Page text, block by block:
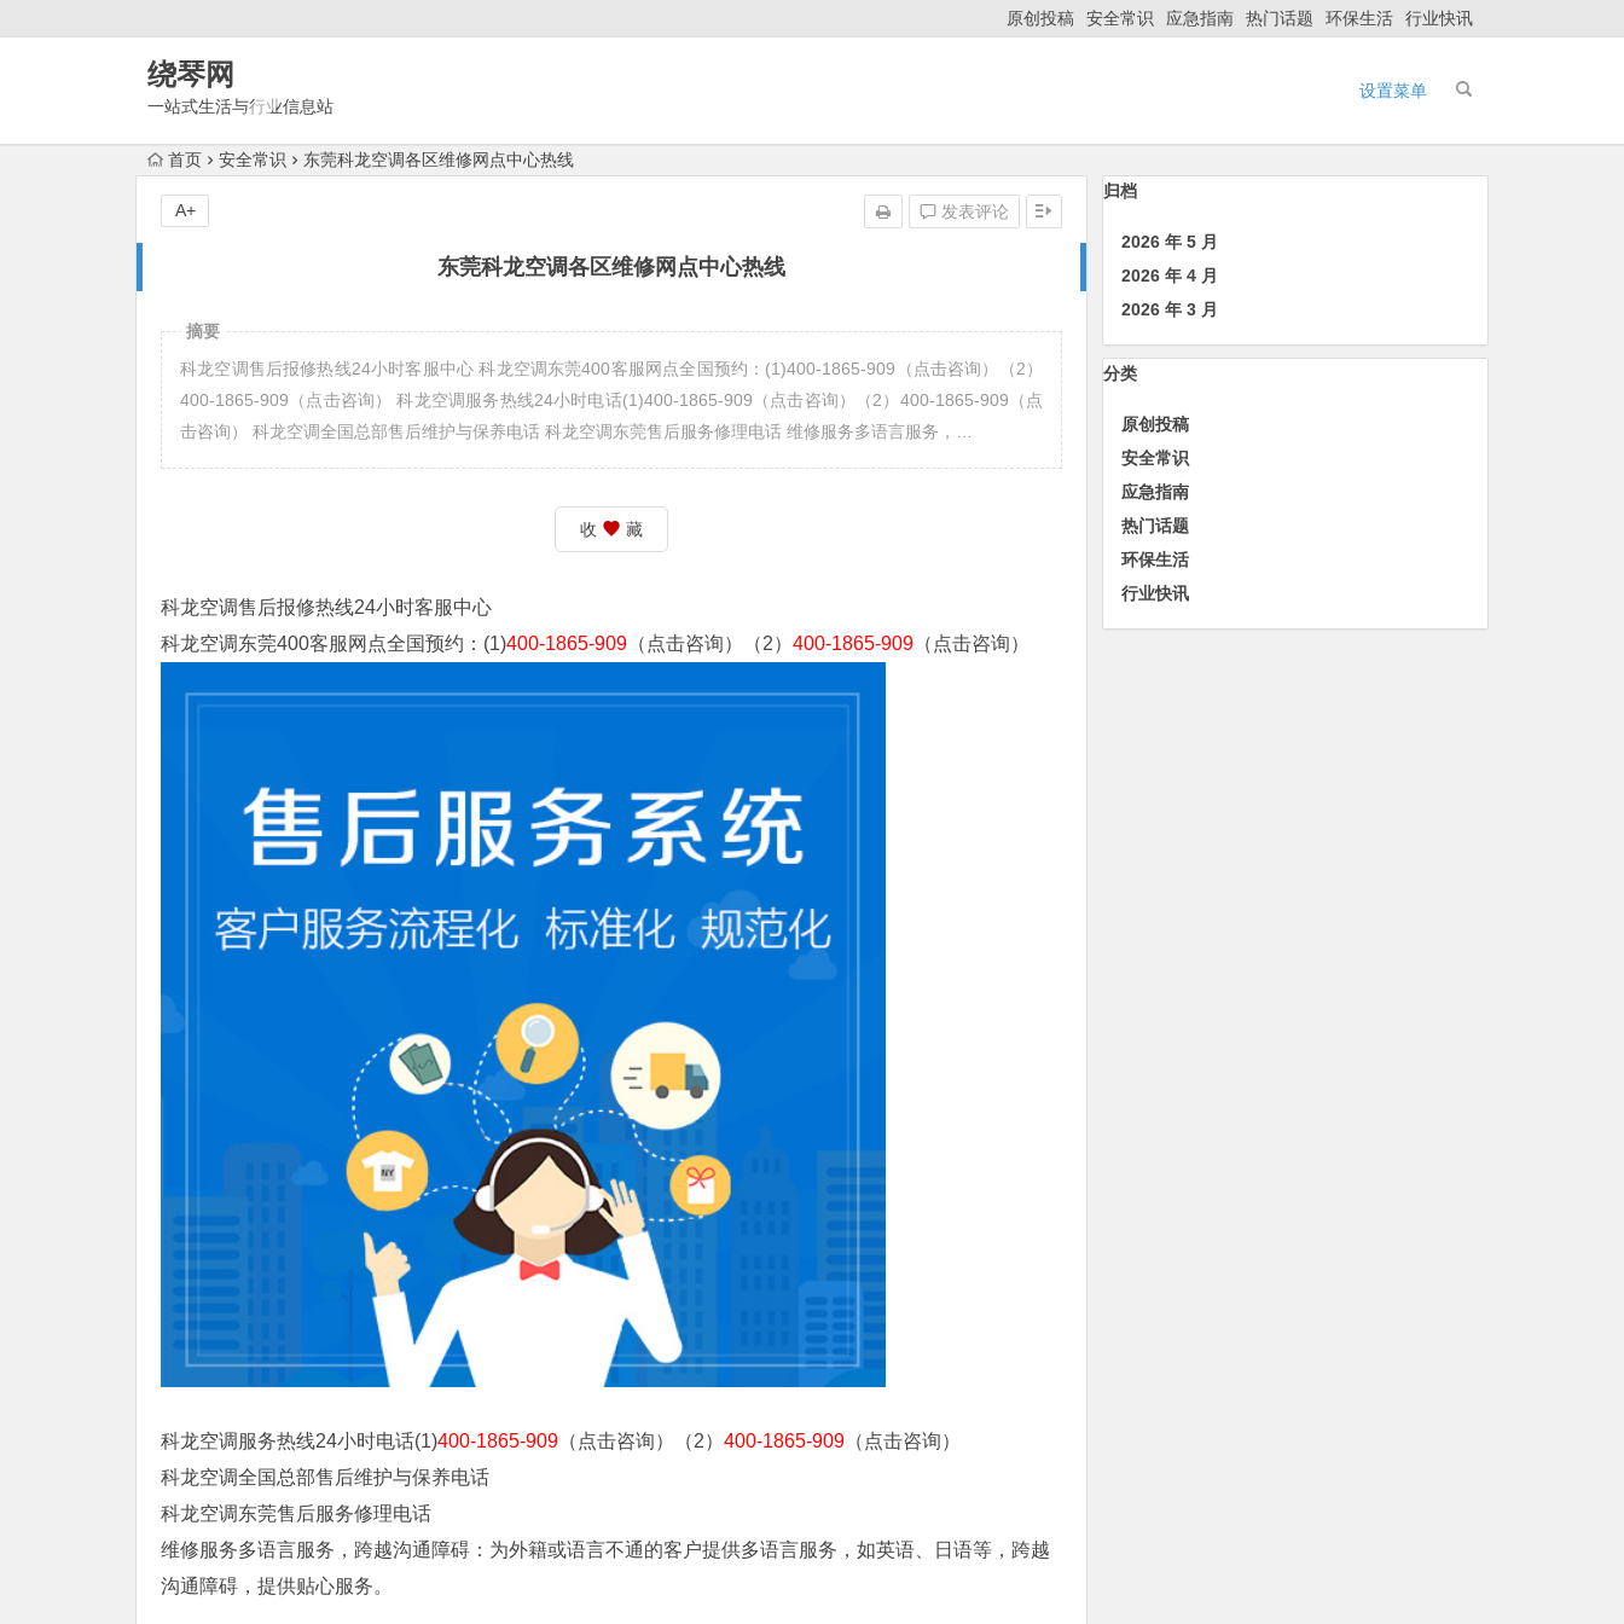
原创投稿 安全常识 应急指南 热门话题 环保生活 行业快讯
绕琴网
一站式生活与行业信息站
设置菜单
首页 安全常识 东莞科龙空调各区维修网点中心热线
东莞科龙空调各区维修网点中心热线
发表评论
A+
摘要
科龙空调售后报修热线24小时客服中心 科龙空调东莞400客服网点全国预约：(1)400-1865-909（点击咨询）（2）
400-1865-909（点击咨询） 科龙空调服务热线24小时电话(1)400-1865-909（点击咨询）（2）400-1865-909（点
击咨询） 科龙空调全国总部售后维护与保养电话 科龙空调东莞售后服务修理电话 维修服务多语言服务，…
收 藏
科龙空调售后报修热线24小时客服中心
科龙空调东莞400客服网点全国预约：(1)400-1865-909 （点击咨询）（2） 400-1865-909 （点击咨询）
科龙空调服务热线24小时电话(1)400-1865-909 （点击咨询）（2） 400-1865-909 （点击咨询）
科龙空调全国总部售后维护与保养电话
科龙空调东莞售后服务修理电话
维修服务多语言服务，跨越沟通障碍：为外籍或语言不通的客户提供多语言服务，如英语、日语等，跨越
沟通障碍，提供贴心服务。
归档
2026 年 5 月
2026 年 4 月
2026 年 3 月
分类
原创投稿
安全常识
应急指南
热门话题
环保生活
行业快讯